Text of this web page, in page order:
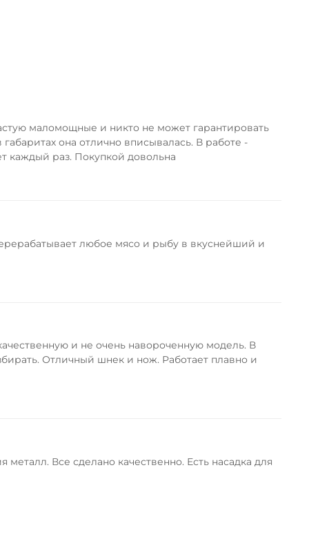
маломощные и никто не может гарантировать
она отлично вписывалась. В работе -
каждый раз. Покупкой довольна
любое мясо и рыбу в вкуснейший и
и не очень навороченную модель. В
Отличный шнек и нож. Работает плавно и
Все сделано качественно. Есть насадка для